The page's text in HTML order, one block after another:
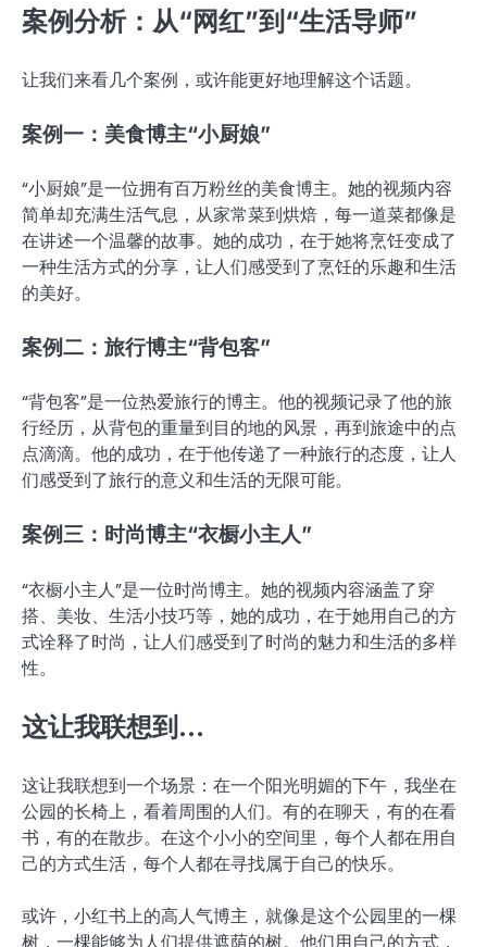
案例分析：从“网红”到“生活导师”
让我们来看几个案例，或许能更好地理解这个话题。
案例一：美食博主“小厨娘”
“小厨娘”是一位拥有百万粉丝的美食博主。她的视频内容
简单却充满生活气息，从家常菜到烘焙，每一道菜都像是
在讲述一个温馨的故事。她的成功，在于她将烹饪变成了
一种生活方式的分享，让人们感受到了烹饪的乐趣和生活
的美好。
案例二：旅行博主“背包客”
“背包客”是一位热爱旅行的博主。他的视频记录了他的旅
行经历，从背包的重量到目的地的风景，再到旅途中的点
点滴滴。他的成功，在于他传递了一种旅行的态度，让人
们感受到了旅行的意义和生活的无限可能。
案例三：时尚博主“衣橱小主人”
“衣橱小主人”是一位时尚博主。她的视频内容涵盖了穿
搭、美妆、生活小技巧等，她的成功，在于她用自己的方
式诠释了时尚，让人们感受到了时尚的魅力和生活的多样
性。
这让我联想到…
这让我联想到一个场景：在一个阳光明媚的下午，我坐在
公园的长椅上，看着周围的人们。有的在聊天，有的在看
书，有的在散步。在这个小小的空间里，每个人都在用自
己的方式生活，每个人都在寻找属于自己的快乐。
或许，小红书上的高人气博主，就像是这个公园里的一棵
树，一棵能够为人们提供遮荫的树。他们用自己的方式，